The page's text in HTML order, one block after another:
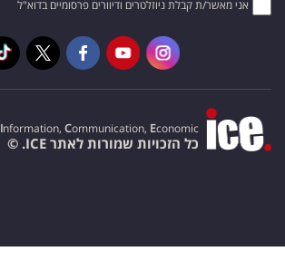
אני מאשר/ת קבלת ניוזלטרים ודיוורים פרסומיים בדוא"ל
Information, Communication, Economic
כל הזכויות שמורות לאתר ICE. ©